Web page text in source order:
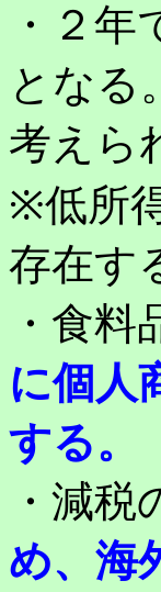
・２年
となる
考えら
※低所
存在す
・食
に個人
する。
・減税
め、 海